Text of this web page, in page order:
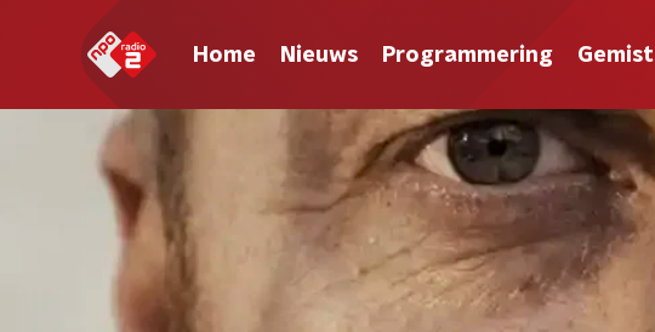
Home Nieuws Programmering Gemist